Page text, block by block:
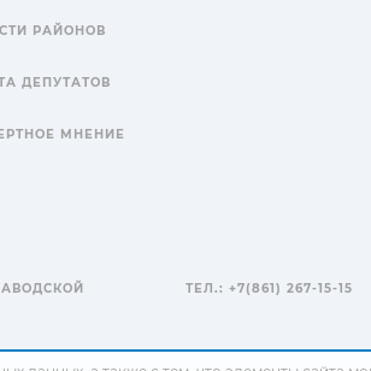
РАЙОНОВ
ДЕПУТАТОВ
МНЕНИЕ
ТЕЛ.: +7(861) 267-15-15